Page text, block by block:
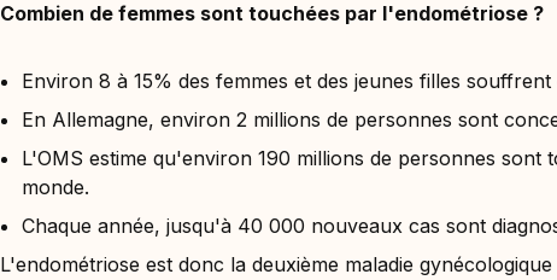
Combien de femmes sont touchées par l'endométriose ?
Environ 8 à 15% des femmes et des jeunes filles
En Allemagne, environ 2 millions de personnes sont
L'OMS estime qu'environ 190 millions de personnes sont
monde.
Chaque année, jusqu'à 40 000 nouveaux cas sont
L'endométriose est donc la deuxième maladie